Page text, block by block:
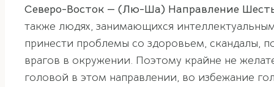
Северо-Восток — (Лю-Ша) Направление
также людях, занимающихся
принести проблемы со здоровьем, скандалы,
врагов в окружении. Поэтому крайне не
головой в этом направлении, во избежание